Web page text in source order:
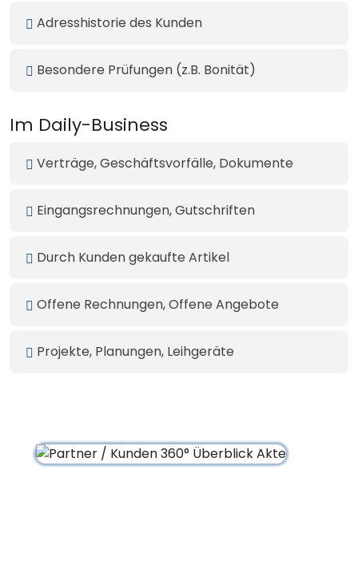
Adresshistorie des Kunden
Besondere Prüfungen (z.B. Bonität)
Im Daily-Business
Verträge, Geschäftsvorfälle, Dokumente
Eingangsrechnungen, Gutschriften
Durch Kunden gekaufte Artikel
Offene Rechnungen, Offene Angebote
Projekte, Planungen, Leihgeräte